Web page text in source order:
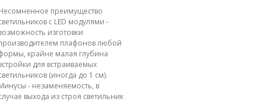
преимущество
с LED модулями -
изготовки
плафонов любой
крайне малая глубина
для встраиваемых
(иногда до 1 см).
- незаменяемость, в
выхода из строя светильник